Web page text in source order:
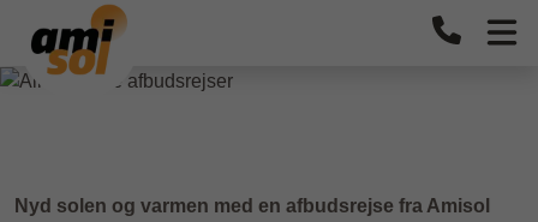
Inclusive
Nyd solen og varmen med en afbudsrejse fra Amisol